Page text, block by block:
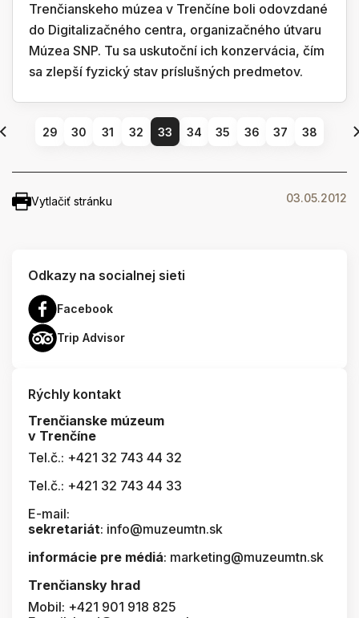
Trenčianskeho múzea v Trenčíne boli odovzdané
do Digitalizačného centra, organizačného útvaru
Múzea SNP. Tu sa uskutoční ich konzervácia, čím
sa zlepší fyzický stav príslušných predmetov.
29 30 31 32 33 34 35 36 37 38
Vytlačiť stránku 03.05.2012
Odkazy na socialnej sieti
Facebook
Trip Advisor
Rýchly kontakt
Trenčianske múzeum
v Trenčíne
Tel.č.: +421 32 743 44 32
Tel.č.: +421 32 743 44 33
E-mail:
sekretariát: info@muzeumtn.sk
informácie pre médiá: marketing@muzeumtn.sk
Trenčiansky hrad
Mobil: +421 901 918 825